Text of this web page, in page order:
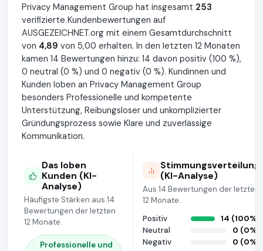
Privacy Management Group hat insgesamt 253
verifizierte Kundenbewertungen auf
AUSGEZEICHNET.org mit einem Gesamtdurchschnitt
von 4,89 von 5,00 erhalten. In den letzten 12 Monaten
kamen 14 Bewertungen hinzu: 14 davon positiv (100 %),
0 neutral (0 %) und 0 negativ (0 %). Kundinnen und
Kunden loben an Privacy Management Group
besonders Professionelle und kompetente
Unterstützung, Reibungsloser und unkomplizierter
Gründungsprozess sowie Klare und zuverlässige
Kommunikation.
Das loben
Kunden (KI-
Analyse)
Häufigste Stärken aus 14
Bewertungen der letzten
12 Monate.
Professionelle und
Stimmungsverteilung
(KI-Analyse)
Aus 14 Bewertungen der letzten
12 Monate.
Positiv
14 (100%)
Neutral
0 (0%)
Negativ
0 (0%)